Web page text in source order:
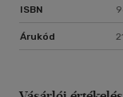
ISBN
Árukód